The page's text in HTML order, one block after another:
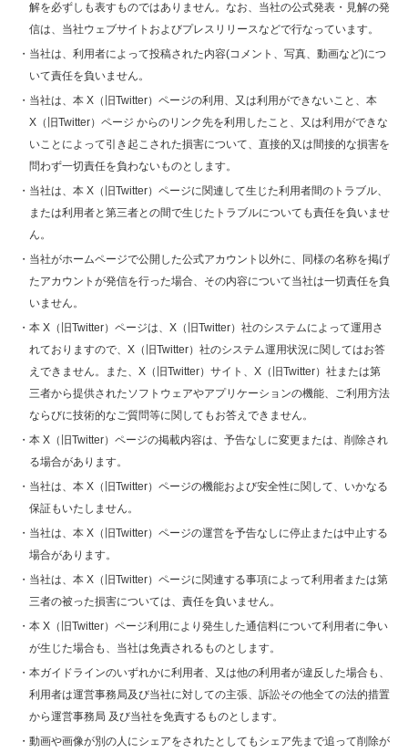
解を必ずしも表すものではありません。なお、当社の公式発表・見解の発
信は、当社ウェブサイトおよびプレスリリースなどで行なっています。
・当社は、利用者によって投稿された内容(コメント、写真、動画など)につ
いて責任を負いません。
・当社は、本 X（旧Twitter）ページの利用、又は利用ができないこと、本
X（旧Twitter）ページ からのリンク先を利用したこと、又は利用ができな
いことによって引き起こされた損害について、直接的又は間接的な損害を
問わず一切責任を負わないものとします。
・当社は、本 X（旧Twitter）ページに関連して生じた利用者間のトラブル、
または利用者と第三者との間で生じたトラブルについても責任を負いませ
ん。
・当社がホームページで公開した公式アカウント以外に、同様の名称を掲げ
たアカウントが発信を行った場合、その内容について当社は一切責任を負
いません。
・本 X（旧Twitter）ページは、X（旧Twitter）社のシステムによって運用さ
れておりますので、X（旧Twitter）社のシステム運用状況に関してはお答
えできません。また、X（旧Twitter）サイト、X（旧Twitter）社または第
三者から提供されたソフトウェアやアプリケーションの機能、ご利用方法
ならびに技術的なご質問等に関してもお答えできません。
・本 X（旧Twitter）ページの掲載内容は、予告なしに変更または、削除され
る場合があります。
・当社は、本 X（旧Twitter）ページの機能および安全性に関して、いかなる
保証もいたしません。
・当社は、本 X（旧Twitter）ページの運営を予告なしに停止または中止する
場合があります。
・当社は、本 X（旧Twitter）ページに関連する事項によって利用者または第
三者の被った損害については、責任を負いません。
・本 X（旧Twitter）ページ利用により発生した通信料について利用者に争い
が生じた場合も、当社は免責されるものとします。
・本ガイドラインのいずれかに利用者、又は他の利用者が違反した場合も、
利用者は運営事務局及び当社に対しての主張、訴訟その他全ての法的措置
から運営事務局 及び当社を免責するものとします。
・動画や画像が別の人にシェアをされたとしてもシェア先まで追って削除が